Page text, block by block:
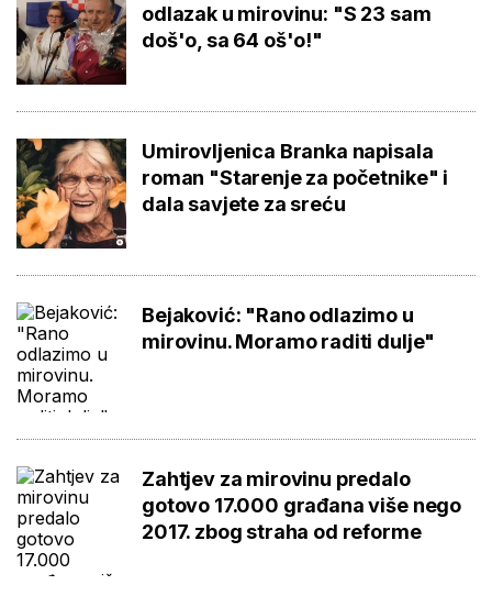
odlazak u mirovinu: "S 23 sam
doš'o, sa 64 oš'o!"
Umirovljenica Branka napisala
roman "Starenje za početnike" i
dala savjete za sreću
Bejaković: "Rano odlazimo u
mirovinu. Moramo raditi dulje"
Zahtjev za mirovinu predalo
gotovo 17.000 građana više nego
2017. zbog straha od reforme